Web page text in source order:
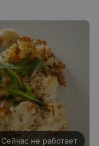
Сейчас не работает